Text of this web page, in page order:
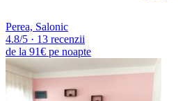
Perea, Salonic
4.8/5 · 13 recenzii
de la 91€ pe noapte